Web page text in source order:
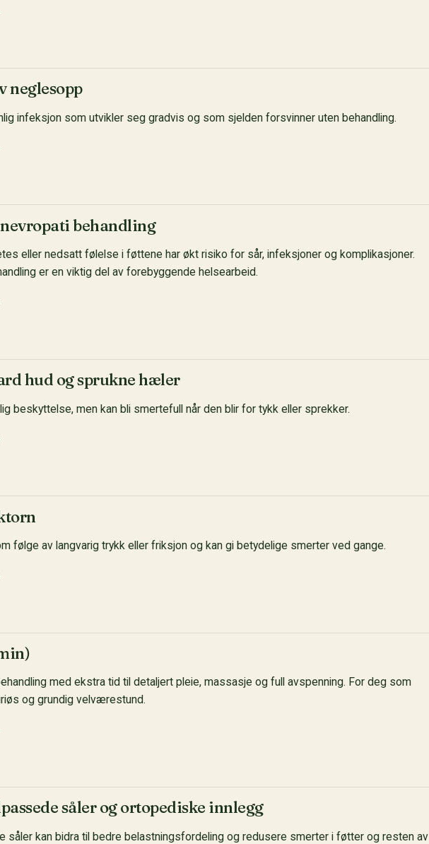
neglesopp
infeksjon som utvikler seg gradvis og som sjelden forsvinner uten behandling.
behandling
eller nedsatt følelse i føttene har økt risiko for sår, infeksjoner og komplikasjoner.
er en viktig del av forebyggende helsearbeid.
hud og sprukne hæler
beskyttelse, men kan bli smertefull når den blir for tykk eller sprekker.
følge av langvarig trykk eller friksjon og kan gi betydelige smerter ved gange.
med ekstra tid til detaljert pleie, massasje og full avspenning. For deg som
og grundig velværestund.
såler og ortopediske innlegg
såler kan bidra til bedre belastningsfordeling og redusere smerter i føtter og resten av